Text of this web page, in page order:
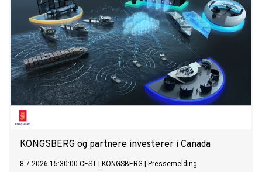
KONGSBERG og partnere investerer i Canada
8.7.2026 15:30:00 CEST KONGSBERG Pressemelding